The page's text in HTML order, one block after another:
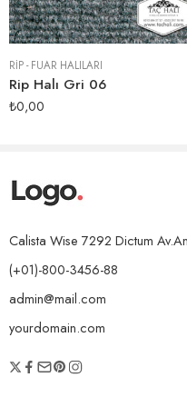
RİP - FUAR HALILARI
Rip Halı Gri 06
₺0,00
Calista Wise 7292 Dictum
(+01)-800-3456-88
admin@mail.com
yourdomain.com